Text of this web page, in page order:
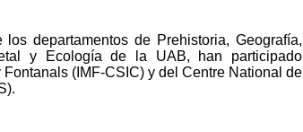
departamentos de Prehistoria, Geografía,
y Ecología de la UAB, han participado
(IMF-CSIC) y del Centre National de